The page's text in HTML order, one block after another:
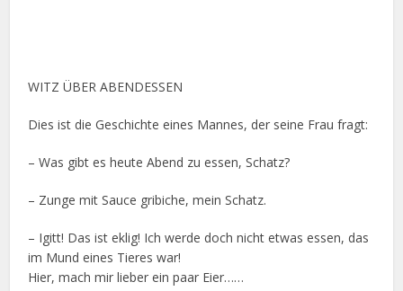
WITZ ÜBER ABENDESSEN
Dies ist die Geschichte eines Mannes, der seine Frau fragt:
– Was gibt es heute Abend zu essen, Schatz?
– Zunge mit Sauce gribiche, mein Schatz.
– Igitt! Das ist eklig! Ich werde doch nicht etwas essen, das
im Mund eines Tieres war!
Hier, mach mir lieber ein paar Eier……